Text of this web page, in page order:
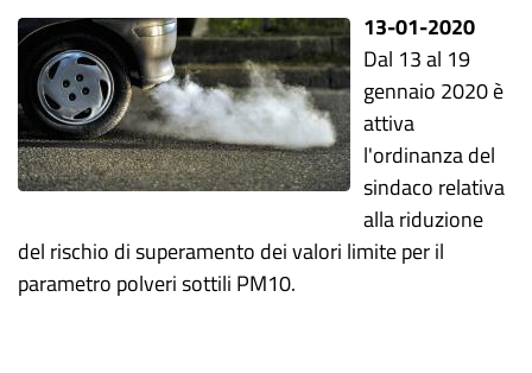
13-01-2020
Dal 13 al 19
gennaio 2020 è
attiva
l'ordinanza del
sindaco relativa
alla riduzione
del rischio di superamento dei valori limite per il
parametro polveri sottili PM10.